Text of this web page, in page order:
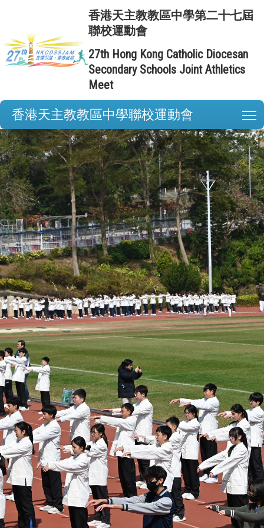
香港天主教教區中學第二十七屆
聯校運動會
27th Hong Kong Catholic Diocesan
Secondary Schools Joint Athletics
Meet
香港天主教教區中學聯校運動會